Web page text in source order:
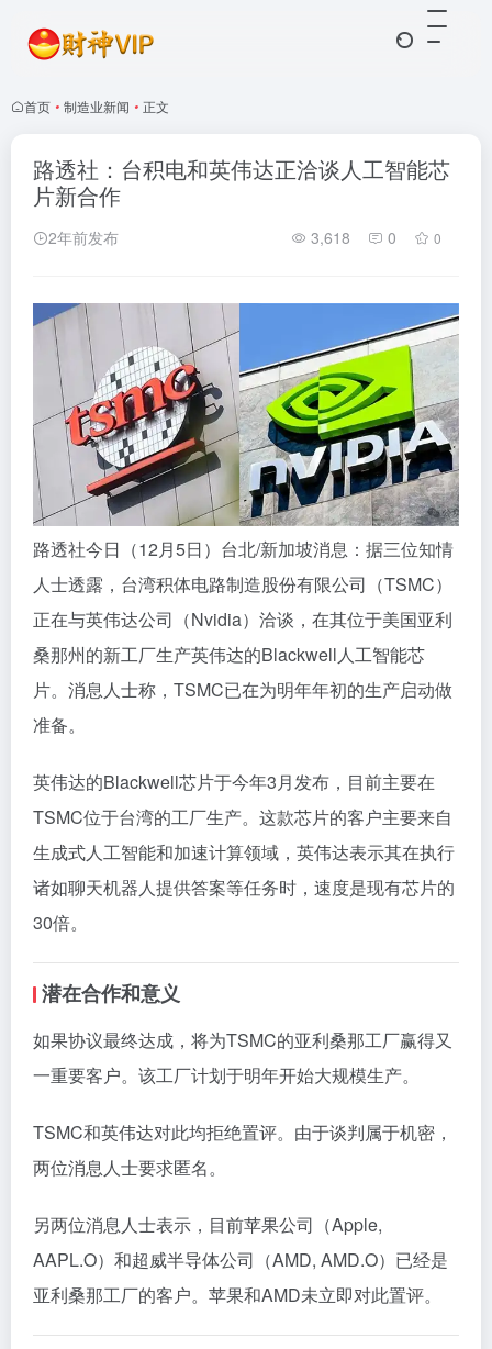
首页 • 制造业新闻 • 正文
路透社：台积电和英伟达正洽谈人工智能芯
片新合作
2年前发布 3,618 0 0
路透社今日（12月5日）台北/新加坡消息：据三位知情
人士透露，台湾积体电路制造股份有限公司（TSMC）
正在与英伟达公司（Nvidia）洽谈，在其位于美国亚利
桑那州的新工厂生产英伟达的Blackwell人工智能芯
片。消息人士称，TSMC已在为明年年初的生产启动做
准备。
英伟达的Blackwell芯片于今年3月发布，目前主要在
TSMC位于台湾的工厂生产。这款芯片的客户主要来自
生成式人工智能和加速计算领域，英伟达表示其在执行
诸如聊天机器人提供答案等任务时，速度是现有芯片的
30倍。
潜在合作和意义
如果协议最终达成，将为TSMC的亚利桑那工厂赢得又
一重要客户。该工厂计划于明年开始大规模生产。
TSMC和英伟达对此均拒绝置评。由于谈判属于机密，
两位消息人士要求匿名。
另两位消息人士表示，目前苹果公司（Apple,
AAPL.O）和超威半导体公司（AMD, AMD.O）已经是
亚利桑那工厂的客户。苹果和AMD未立即对此置评。